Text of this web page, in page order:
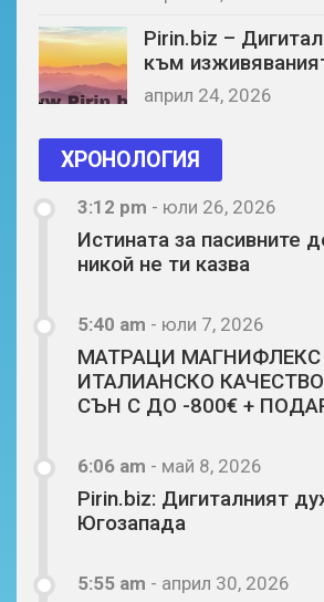
Pirin.biz –
към
април 24, 2026
ХРОНОЛОГИЯ
3:12 pm - юли 26, 2026
Истината за пасивните
никой не ти казва
5:40 am - юли 7, 2026
МАТРАЦИ МАГНИФЛЕКС
ИТАЛИАНСКО
СЪН С ДО -800€ +
6:06 am - май 8, 2026
Pirin.biz: Дигиталният
Югозапада
5:55 am - април 30, 2026